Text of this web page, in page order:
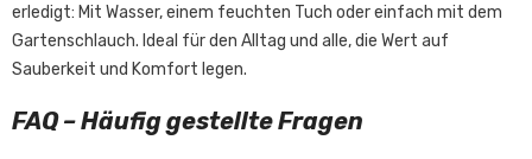
erledigt: Mit Wasser, einem feuchten Tuch oder einfach mit dem
Gartenschlauch. Ideal für den Alltag und alle, die Wert auf
Sauberkeit und Komfort legen.
FAQ – Häufig gestellte Fragen